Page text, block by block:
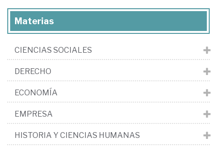
Materias
CIENCIAS SOCIALES
DERECHO
ECONOMÍA
EMPRESA
HISTORIA Y CIENCIAS HUMANAS